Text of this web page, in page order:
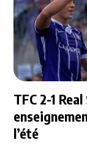
TFC 2-1
l’été